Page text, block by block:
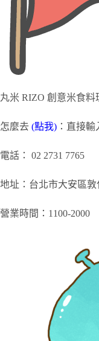
丸米 RIZO 創意米食料
怎麼去 (點我) ：直接
電話： 02 2731 7765
地址：台北市大安區敦
營業時間：1100-2000